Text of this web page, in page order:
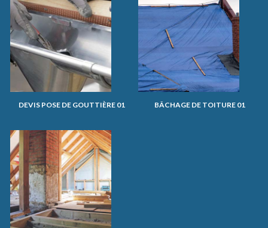
DEVIS POSE DE GOUTTIÈRE 01 BÂCHAGE DE TOITURE 01